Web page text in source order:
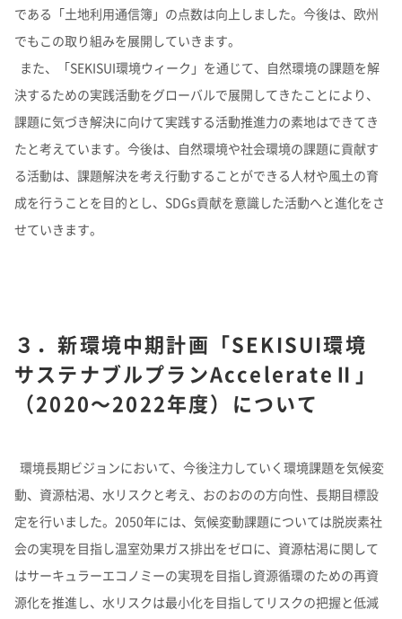
である「土地利用通信簿」の点数は向上しました。今後は、欧州
でもこの取り組みを展開していきます。
また、「SEKISUI環境ウィーク」を通じて、自然環境の課題を解
決するための実践活動をグローバルで展開してきたことにより、
課題に気づき解決に向けて実践する活動推進力の素地はできてき
たと考えています。今後は、自然環境や社会環境の課題に貢献す
る活動は、課題解決を考え行動することができる人材や風土の育
成を行うことを目的とし、SDGs貢献を意識した活動へと進化をさ
せていきます。
３．新環境中期計画「SEKISUI環境
サステナブルプランAccelerateⅡ」
（2020～2022年度）について
環境長期ビジョンにおいて、今後注力していく環境課題を気候変
動、資源枯渇、水リスクと考え、おのおのの方向性、長期目標設
定を行いました。2050年には、気候変動課題については脱炭素社
会の実現を目指し温室効果ガス排出をゼロに、資源枯渇に関して
はサーキュラーエコノミーの実現を目指し資源循環のための再資
源化を推進し、水リスクは最小化を目指してリスクの把握と低減